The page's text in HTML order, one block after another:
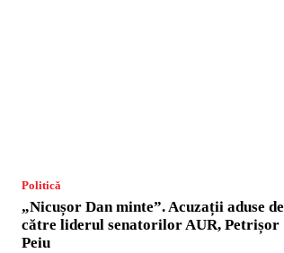
Politică
„Nicușor Dan minte”. Acuzații aduse de
către liderul senatorilor AUR, Petrișor
Peiu